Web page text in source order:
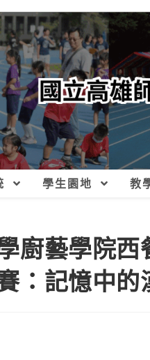
學生園地 教
廚藝學院
：記憶中的